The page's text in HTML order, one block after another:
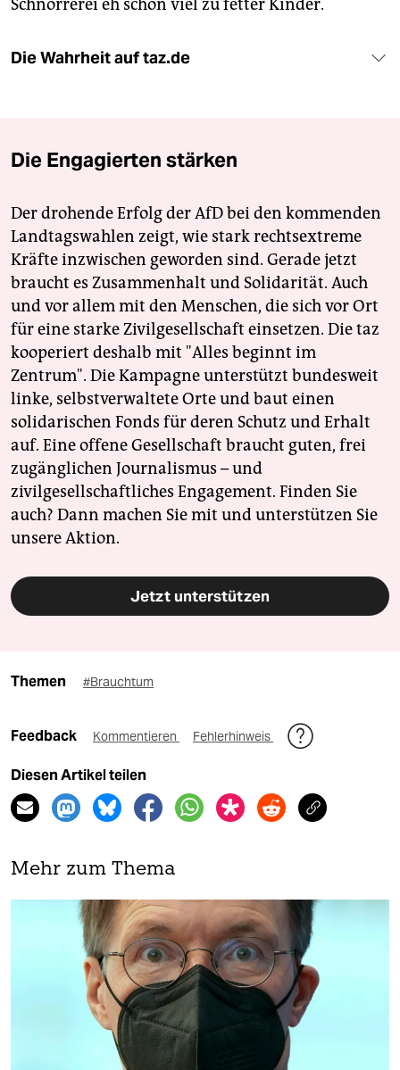
Schnorrerei eh schon viel zu fetter Kinder.
Die Wahrheit auf taz.de
Die Engagierten stärken
Der drohende Erfolg der AfD bei den kommenden
Landtagswahlen zeigt, wie stark rechtsextreme
Kräfte inzwischen geworden sind. Gerade jetzt
braucht es Zusammenhalt und Solidarität. Auch
und vor allem mit den Menschen, die sich vor Ort
für eine starke Zivilgesellschaft einsetzen. Die taz
kooperiert deshalb mit "Alles beginnt im
Zentrum". Die Kampagne unterstützt bundesweit
linke, selbstverwaltete Orte und baut einen
solidarischen Fonds für deren Schutz und Erhalt
auf. Eine offene Gesellschaft braucht guten, frei
zugänglichen Journalismus – und
zivilgesellschaftliches Engagement. Finden Sie
auch? Dann machen Sie mit und unterstützen Sie
unsere Aktion.
Jetzt unterstützen
Themen #Brauchtum
Feedback Kommentieren Fehlerhinweis
Diesen Artikel teilen
Mehr zum Thema